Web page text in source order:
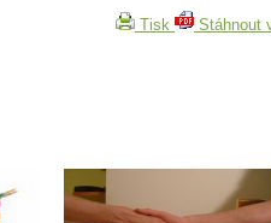
Tisk Stáhnout